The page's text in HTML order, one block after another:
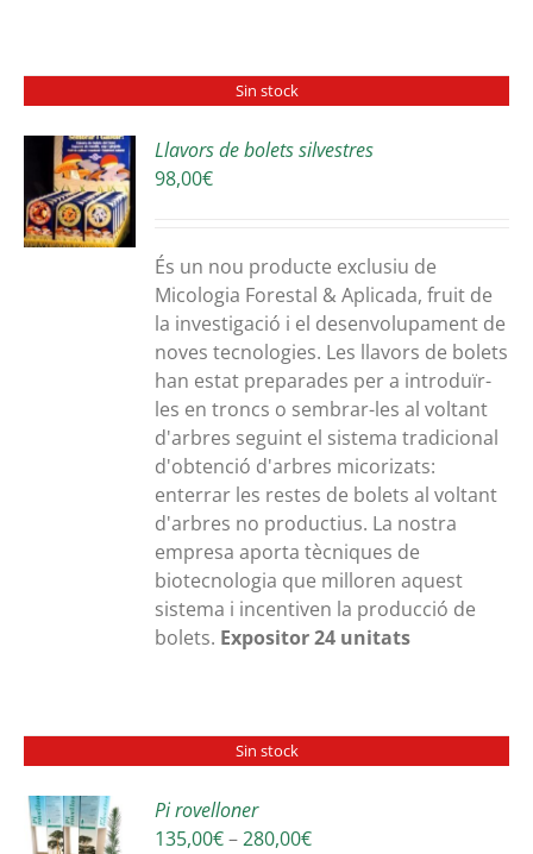
Sin stock
Llavors de bolets silvestres
98,00€
És un nou producte exclusiu de
Micologia Forestal & Aplicada, fruit de
la investigació i el desenvolupament de
noves tecnologies. Les llavors de bolets
han estat preparades per a introduïr-
les en troncs o sembrar-les al voltant
d'arbres seguint el sistema tradicional
d'obtenció d'arbres micorizats:
enterrar les restes de bolets al voltant
d'arbres no productius. La nostra
empresa aporta tècniques de
biotecnologia que milloren aquest
sistema i incentiven la producció de
bolets. Expositor 24 unitats
Sin stock
Pi rovelloner
135,00€–280,00€Interval